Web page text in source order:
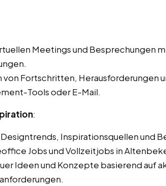
Meetings und Besprechungen
von Fortschritten, Herausforderungen
Tools oder E-Mail.
:
Inspirationsquellen und
Jobs und Vollzeitjobs in
Ideen und Konzepte basierend auf